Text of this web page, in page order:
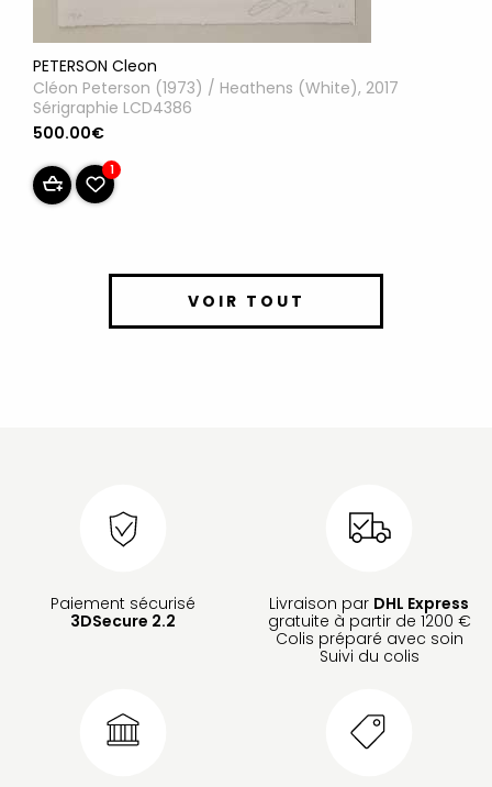
PETERSON Cleon
Cléon Peterson (1973) / Heathens (White), 2017
Sérigraphie LCD4386
500.00€
1
VOIR TOUT
Paiement sécurisé
3DSecure 2.2
Livraison par DHL Express
gratuite à partir de 1200 €
Colis préparé avec soin
Suivi du colis